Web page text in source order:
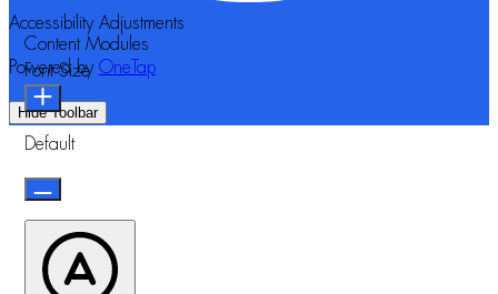
Accessibility Adjustments
Powered by OneTap
Hide Toolbar
Content Modules
Font Size
Default